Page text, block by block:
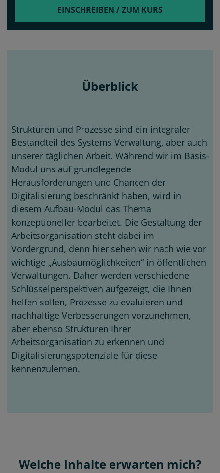
EINSCHREIBEN / ZUM KURS
Überblick
Strukturen und Prozesse sind ein integraler
Bestandteil des Systems Verwaltung, aber auch
unserer täglichen Arbeit. Während wir im Basis-
Modul uns auf grundlegende
Herausforderungen und Chancen der
Digitalisierung beschränkt haben, wird in
diesem Aufbau-Modul das Thema
konzeptioneller bearbeitet. Die Gestaltung der
Arbeitsorganisation steht dabei im
Vordergrund, denn hier sehen wir nach wie vor
wichtige „Ausbaumöglichkeiten“ in öffentlichen
Verwaltungen. Daher werden verschiedene
Schlüsselperspektiven aufgezeigt, die Ihnen
helfen sollen, Prozesse zu evaluieren und
nachhaltige Verbesserungen vorzunehmen,
aber ebenso Strukturen Ihrer
Arbeitsorganisation zu erkennen und
Digitalisierungspotenziale für diese
kennenzulernen.
Welche Inhalte erwarten mich?